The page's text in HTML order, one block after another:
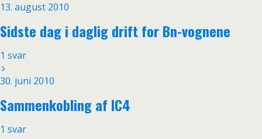
13. august 2010
Sidste dag i daglig drift for Bn-vognene
1 svar
30. juni 2010
Sammenkobling af IC4
1 svar